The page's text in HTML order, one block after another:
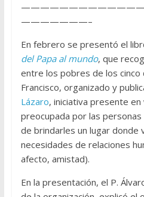
———————–
En febrero se presentó el
del Papa al mundo, que
entre los pobres de los cinco
Francisco, organizado y
Lázaro, iniciativa presente
preocupada por las
de brindarles un lugar donde
necesidades de relaciones
afecto, amistad).
En la presentación, el P.